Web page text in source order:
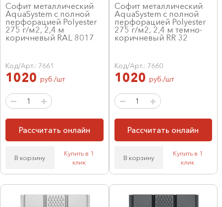
Софит металлический
AquaSystem с полной
перфорацией Polyester
275 г/м2, 2,4 м
коричневый RAL 8017
Код/Арт.: 7661
1020 руб./шт
Рассчитать онлайн
В корзину
Купить в 1
клик
Софит металлический
AquaSystem с полной
перфорацией Polyester
275 г/м2, 2,4 м темно-
коричневый RR 32
Код/Арт.: 7660
1020 руб./шт
Рассчитать онлайн
В корзину
Купить в 1
клик